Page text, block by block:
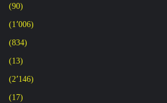
(90)
(1٬006)
(834)
(13)
(2٬146)
(17)